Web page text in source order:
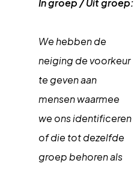
In groep / Uit groep:
We hebben de
neiging de voorkeur
te geven aan
mensen waarmee
we ons identificeren
of die tot dezelfde
groep behoren als